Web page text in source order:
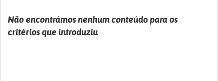
Não encontrámos nenhum conteúdo para os
critérios que introduziu